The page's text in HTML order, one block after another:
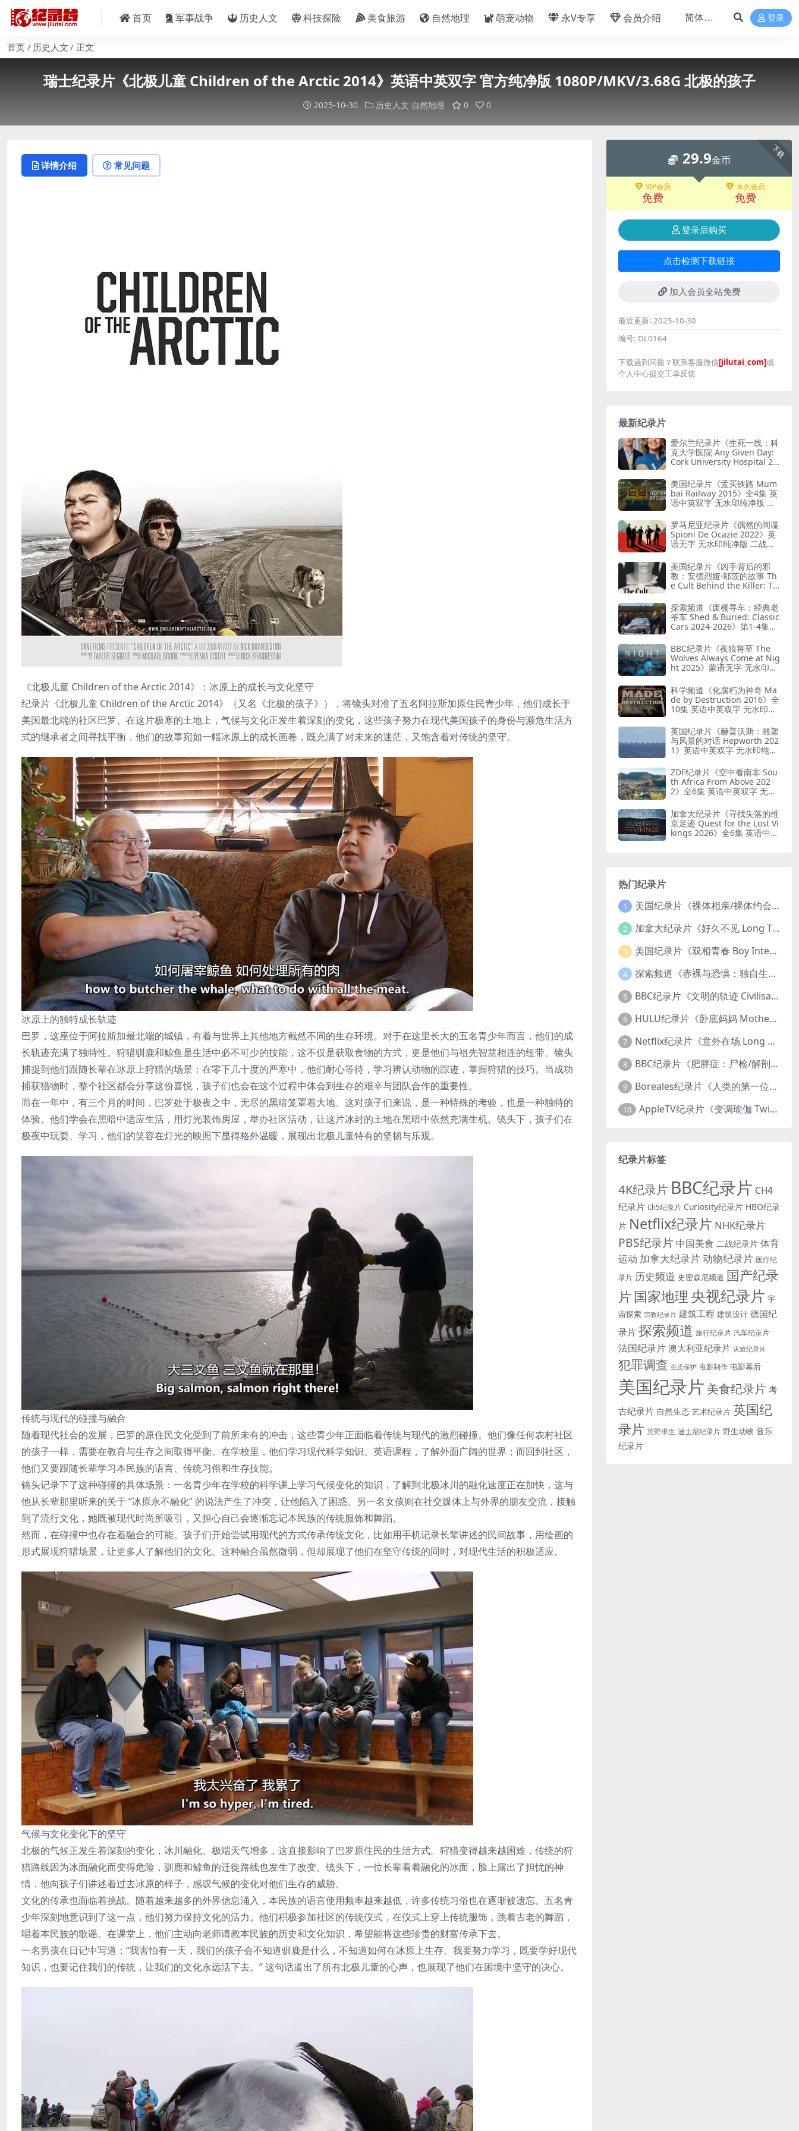
首页 军事战争 历史人文 科技探险 美食旅游 自然地理 萌宠动物 永V专享 会员介绍 登录
首页 历史人文 正文
瑞士纪录片《北极儿童 Children of the Arctic 2014》英语中英双字 官方纯净版 1080P/MKV/3.68G 北极的孩子
2025-10-30 历史人文 自然地理 0 0
详情介绍 常见问题
《北极儿童 Children of the Arctic 2014》：冰原上的成长与文化坚守
纪录片《北极儿童 Children of the Arctic 2014》（又名《北极的孩子》），将镜头对准了五名阿拉斯加原住民青少年，他们成长于
美国最北端的社区巴罗。在这片极寒的土地上，气候与文化正发生着深刻的变化，这些孩子努力在现代美国孩子的身份与濒危生活方
式的继承者之间寻找平衡，他们的故事宛如一幅冰原上的成长画卷，既充满了对未来的迷茫，又饱含着对传统的坚守。
冰原上的独特成长轨迹
巴罗，这座位于阿拉斯加最北端的城镇，有着与世界上其他地方截然不同的生存环境。对于在这里长大的五名青少年而言，他们的成
长轨迹充满了独特性。狩猎驯鹿和鲸鱼是生活中必不可少的技能，这不仅是获取食物的方式，更是他们与祖先智慧相连的纽带。镜头
捕捉到他们跟随长辈在冰原上狩猎的场景：在零下几十度的严寒中，他们耐心等待，学习辨认动物的踪迹，掌握狩猎的技巧。当成功
捕获猎物时，整个社区都会分享这份喜悦，孩子们也会在这个过程中体会到生存的艰辛与团队合作的重要性。
而在一年中，有三个月的时间，巴罗处于极夜之中，无尽的黑暗笼罩着大地。这对孩子们来说，是一种特殊的考验，也是一种独特的
体验。他们学会在黑暗中适应生活，用灯光装饰房屋，举办社区活动，让这片冰封的土地在黑暗中依然充满生机。镜头下，孩子们在
极夜中玩耍、学习，他们的笑容在灯光的映照下显得格外温暖，展现出北极儿童特有的坚韧与乐观。
传统与现代的碰撞与融合
随着现代社会的发展，巴罗的原住民文化受到了前所未有的冲击，这些青少年正面临着传统与现代的激烈碰撞。他们像任何农村社区
的孩子一样，需要在教育与生存之间取得平衡。在学校里，他们学习现代科学知识、英语课程，了解外面广阔的世界；而回到社区，
他们又要跟随长辈学习本民族的语言、传统习俗和生存技能。
镜头记录下了这种碰撞的具体场景：一名青少年在学校的科学课上学习气候变化的知识，了解到北极冰川的融化速度正在加快，这与
他从长辈那里听来的关于 “冰原永不融化” 的说法产生了冲突，让他陷入了困惑。另一名女孩则在社交媒体上与外界的朋友交流，接触
到了流行文化，她既被现代时尚所吸引，又担心自己会逐渐忘记本民族的传统服饰和舞蹈。
然而，在碰撞中也存在着融合的可能。孩子们开始尝试用现代的方式传承传统文化，比如用手机记录长辈讲述的民间故事，用绘画的
形式展现狩猎场景，让更多人了解他们的文化。这种融合虽然微弱，但却展现了他们在坚守传统的同时，对现代生活的积极适应。
气候与文化变化下的坚守
北极的气候正发生着深刻的变化，冰川融化、极端天气增多，这直接影响了巴罗原住民的生活方式。狩猎变得越来越困难，传统的狩
猎路线因为冰面融化而变得危险，驯鹿和鲸鱼的迁徙路线也发生了改变。镜头下，一位长辈看着融化的冰面，脸上露出了担忧的神
情，他向孩子们讲述着过去冰原的样子，感叹气候的变化对他们生存的威胁。
文化的传承也面临着挑战。随着越来越多的外界信息涌入，本民族的语言使用频率越来越低，许多传统习俗也在逐渐被遗忘。五名青
少年深刻地意识到了这一点，他们努力保持文化的活力。他们积极参加社区的传统仪式，在仪式上穿上传统服饰，跳着古老的舞蹈，
唱着本民族的歌谣。在课堂上，他们主动向老师请教本民族的历史和文化知识，希望能将这些珍贵的财富传承下去。
一名男孩在日记中写道：“我害怕有一天，我们的孩子会不知道驯鹿是什么，不知道如何在冰原上生存。我要努力学习，既要学好现代
知识，也要记住我们的传统，让我们的文化永远活下去。” 这句话道出了所有北极儿童的心声，也展现了他们在困境中坚守的决心。
下载
29.9金币
VIP会员
免费
永久会员
免费
登录后购买
点击检测下载链接
加入会员全站免费
最近更新: 2025-10-30
编号: DL0164
下载遇到问题？联系客服微信[jilutai_com]或
个人中心提交工单反馈
最新纪录片
爱尔兰纪录片《生死一线：科
克大学医院 Any Given Day:
Cork University Hospital 20
水印纯净版 爱尔兰医院
美国纪录片《孟买铁路 Mum
bai Railway 2015》全4集 英
语中英双字 无水印纯净版 孟
罗马尼亚纪录片《偶然的间谍
Spioni De Ocazie 2022》英
语无字 无水印纯净版 二战谍
美国纪录片《凶手背后的邪
教：安德烈娅·耶茨的故事 Th
e Cult Behind the Killer: Th
6》全3集 英语中英双字 无水
印纯净版 精神控制
探索频道《废棚寻车：经典老
爷车 Shed & Buried: Classic
Cars 2024-2026》第1-4集全
净版 翻新老爷车
BBC纪录片《夜狼将至 The
Wolves Always Come at Nig
ht 2025》蒙语无字 无水印纯
科学频道《化腐朽为神奇 Ma
de by Destruction 2016》全
10集 英语中英双字 无水印纯
英国纪录片《赫普沃斯：雕塑
与风景的对话 Hepworth 202
1》英语中英双字 无水印纯净
ZDF纪录片《空中看南非 Sou
th Africa From Above 202
2》全6集 英语中英双字 无水
加拿大纪录片《寻找失落的维
京足迹 Quest for the Lost Vi
kings 2026》全6集 英语中英
热门纪录片
1 美国纪录片《裸体相亲/裸体约会 Dating Naked 2014-2016》第1-3季全33集 英语中英双字 无水印纯净版 1080P/MKV/85.6G 裸体相亲真人秀
2 加拿大纪录片《好久不见 Long Time Comin 1993》英语中英双字 官方纯净版 1080P/MKV/1G 女同性艺术家
3 美国纪录片《双相青春 Boy Interrupted 2009》英语中英双字 官方纯净版 1080P/MKV/1.43G 青少年躁郁症
4 探索频道《赤裸与恐惧：独自生存/赤裸荒野求生 Naked and Afraid: Solo 2023》第一季全8集 英语中英双字 官方纯净版 高码1080P/MKV/45.4G
5 BBC纪录片《文明的轨迹 Civilisations 1969》全13集 英语中英双字 高清收藏版 1080P/MKV/64.1G 西方艺术史话
6 HULU纪录片《卧底妈妈 Mother Undercover 2023》全4集 英语中英双字 官方纯净版 1080P/MKV/7.6G 拯救孩子
7 Netflix纪录片《意外在场 Long Shot 2017》英语中字 720P/NKV/1.06GB 美国谋杀误判案件
8 BBC纪录片《肥胖症：尸检/解剖肥胖 Obesity: The Post Mortem 2016》英语中英双字 无水印纯净版 1080P/MKV/1.03G
9 Boreales纪录片《人类的第一位动物朋友：人类和狗的神奇故事 Man’s First Friend 2018》英语中英双字 1080P/MP4/1.8G 狗的神奇故事
10 AppleTV纪录片《变调瑜伽 Twisted Yoga 2026》全3集 英语中英双字 无水印纯净版 1080P/MKV/10G 瑜伽大师背后的真相
纪录片标签
4K纪录片 BBC纪录片 CH4
纪录片 Ch5纪录片 Curiosity纪录片 HBO纪录
片 Netflix纪录片 NHK纪录片
PBS纪录片 中国美食 二战纪录片 体育
运动 加拿大纪录片动物纪录片 医疗纪
录片 历史频道 史密森尼频道 国产纪录
片 国家地理 央视纪录片 宇
宙探索 宗教纪录片 建筑工程 建筑设计 德国纪
录片 探索频道 旅行纪录片 汽车纪录片
法国纪录片 澳大利亚纪录片 灾难纪录片
犯罪调查 生态保护 电影制作 电影幕后
美国纪录片 美食纪录片考
古纪录片 自然生态 艺术纪录片 英国纪
录片 荒野求生 迪士尼纪录片 野生动物 音乐
纪录片